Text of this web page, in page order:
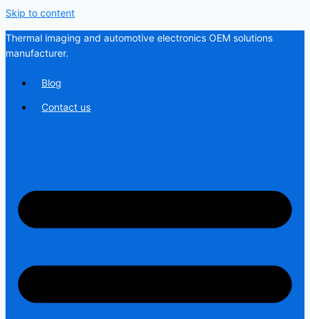
Skip to content
Thermal imaging and automotive electronics OEM solutions
manufacturer.
Blog
Contact us